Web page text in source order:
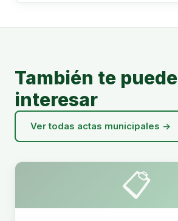
También te puede
interesar
Ver todas actas municipales →
📋